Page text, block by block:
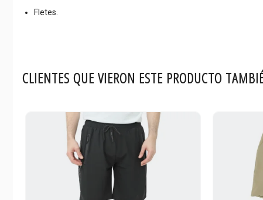
Fletes.
CLIENTES QUE VIERON ESTE PRODUCTO